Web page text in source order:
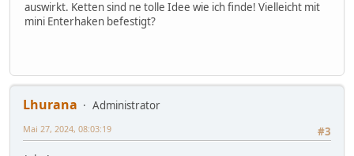
auswirkt. Ketten sind ne tolle Idee wie ich finde! Vielleicht mit
mini Enterhaken befestigt?
Lhurana
Administrator
#3
Mai 27, 2024, 08:03:19